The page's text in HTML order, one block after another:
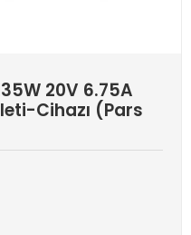
20V 6.75A
Cihazı (Pars